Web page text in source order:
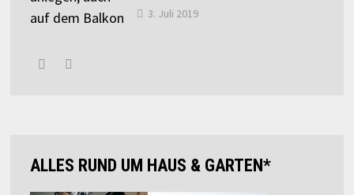
3. Juli 2019
ALLES RUND UM HAUS & GARTEN*